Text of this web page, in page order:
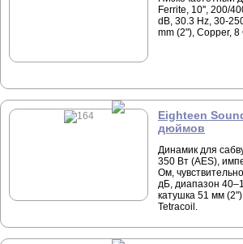
Ferrite, 10'', 200/
dB, 30.3 Hz, 30-
mm (2"), Copper, 8
Eighteen
дюймов
Динамик для
350 Вт (AES),
Ом,
дБ, диапазон
катушка 51 мм
Tetracoil.